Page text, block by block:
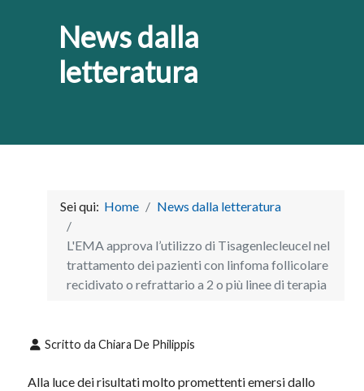
News dalla
letteratura
Sei qui: Home News dalla letteratura
L'EMA approva l’utilizzo di Tisagenlecleucel nel
trattamento dei pazienti con linfoma follicolare
recidivato o refrattario a 2 o più linee di terapia
Scritto da Chiara De Philippis
Alla luce dei risultati molto promettenti emersi dallo